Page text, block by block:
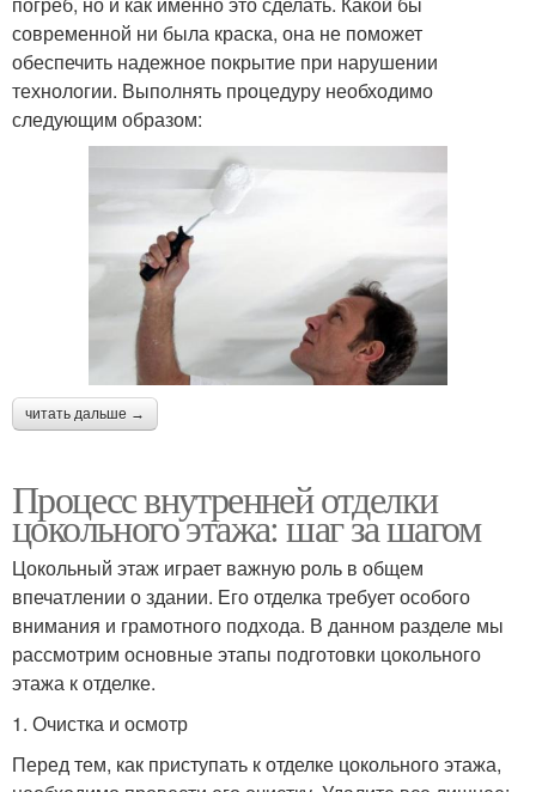
современной ни была краска, она не поможет
обеспечить надежное покрытие при нарушении
технологии. Выполнять процедуру необходимо
следующим образом:
читать дальше →
Процесс внутренней отделки
цокольного этажа: шаг за шагом
Цокольный этаж играет важную роль в общем
впечатлении о здании. Его отделка требует особого
внимания и грамотного подхода. В данном разделе мы
рассмотрим основные этапы подготовки цокольного
этажа к отделке.
1. Очистка и осмотр
Перед тем, как приступать к отделке цокольного этажа,